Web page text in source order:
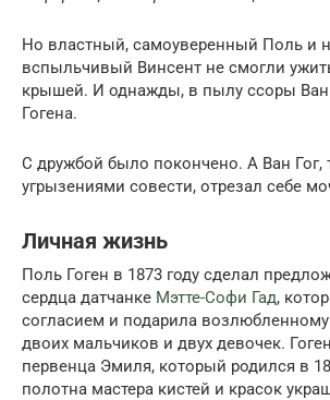
Но властный, самоуверенный Поль и
вспыльчивый Винсент не смогли
крышей. И однажды, в пылу ссоры Ван
Гогена.
С дружбой было покончено. А Ван Гог,
угрызениями совести, отрезал себе
Личная жизнь
Поль Гоген в 1873 году сделал
сердца датчанке Мэтте-Софи Гад,
согласием и подарила возлюбленному
двоих мальчиков и двух девочек.
первенца Эмиля, который родился в
полотна мастера кистей и красок